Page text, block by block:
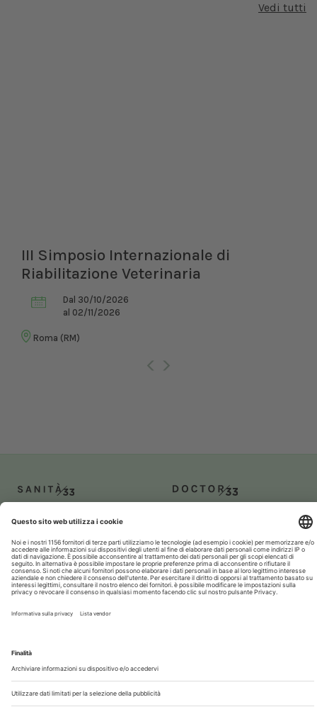
Vedi tutti
XXI Congresso Nazionale UNISVET
Dal 12/02/2027
al 14/02/2027
Bologna (BO)